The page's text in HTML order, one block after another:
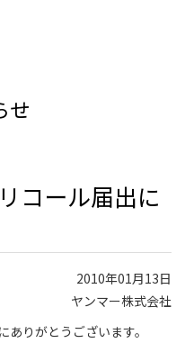
せ
コール届出に
2010年01月13日
ヤンマー株式会社
りがとうございます。